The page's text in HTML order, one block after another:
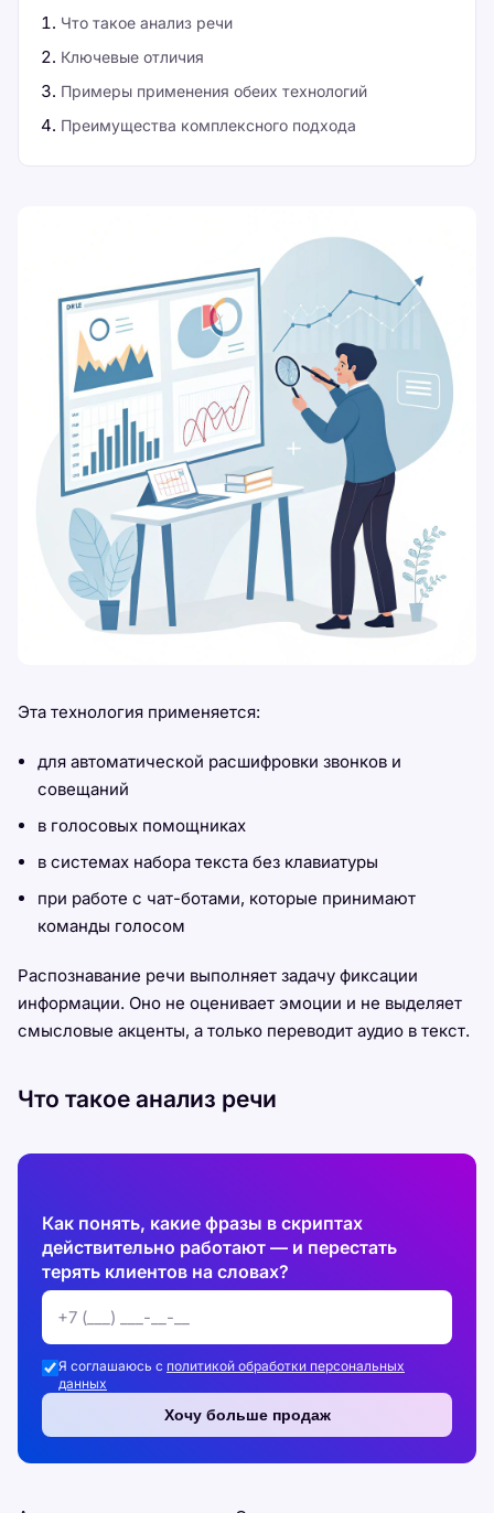
Что такое анализ речи
Ключевые отличия
Примеры применения обеих технологий
Преимущества комплексного подхода
Эта технология применяется:
для автоматической расшифровки звонков и
совещаний
в голосовых помощниках
в системах набора текста без клавиатуры
при работе с чат-ботами, которые принимают
команды голосом
Распознавание речи выполняет задачу фиксации
информации. Оно не оценивает эмоции и не выделяет
смысловые акценты, а только переводит аудио в текст.
Что такое анализ речи
Как понять, какие фразы в скриптах
действительно работают — и перестать
терять клиентов на словах?
Я соглашаюсь с политикой обработки персональных
данных
Хочу больше продаж